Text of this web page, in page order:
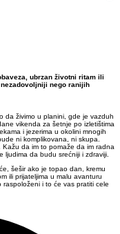
ubrzan životni ritam ili
nego ranijih
da živimo u planini, gde je vazduh
vikenda za šetnje po izletištima
i jezerima u okolini mnogih
ni komplikovana, ni skupa.
da im to pomaže da im radna
da budu srećniji i zdraviji.
šešir ako je topao dan, kremu
ili prijateljima u malu avanturu
i to će vas pratiti cele